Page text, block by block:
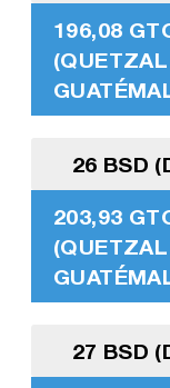
196,08
(QUETZAL
26 BSD
203,93
(QUETZAL
27 BSD